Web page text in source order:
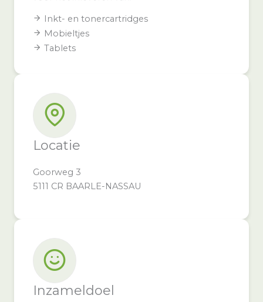
Inkt- en tonercartridges
Mobieltjes
Tablets
Locatie
Goorweg 3
5111 CR BAARLE-NASSAU
Inzameldoel